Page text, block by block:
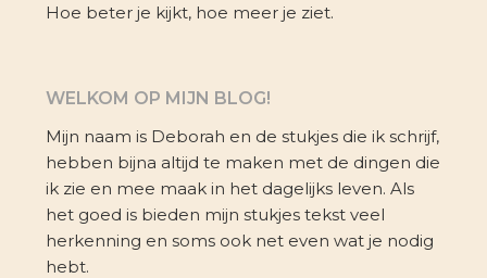
Hoe beter je kijkt, hoe meer je ziet.
WELKOM OP MIJN BLOG!
Mijn naam is Deborah en de stukjes die ik schrijf,
hebben bijna altijd te maken met de dingen die
ik zie en mee maak in het dagelijks leven. Als
het goed is bieden mijn stukjes tekst veel
herkenning en soms ook net even wat je nodig
hebt.